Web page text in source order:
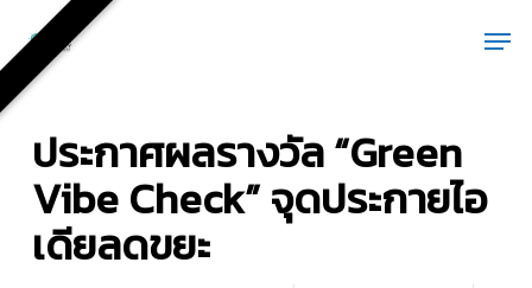
main
content
ประกาศผลรางวัล “Green
Vibe Check” จุดประกายไอ
เดียลดขยะ